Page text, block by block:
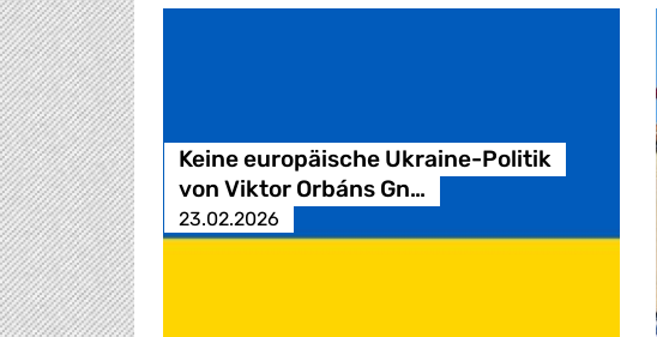
Keine europäische Ukraine-Politik
von Viktor Orbáns Gn…
23.02.2026